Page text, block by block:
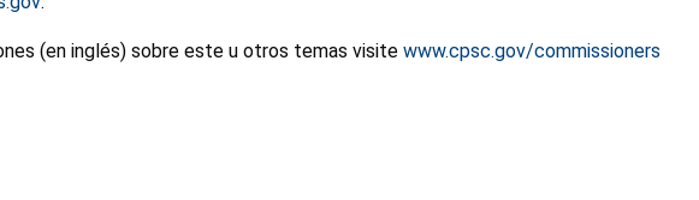
(en inglés) sobre este u otros temas visite www.cpsc.gov/commissioners